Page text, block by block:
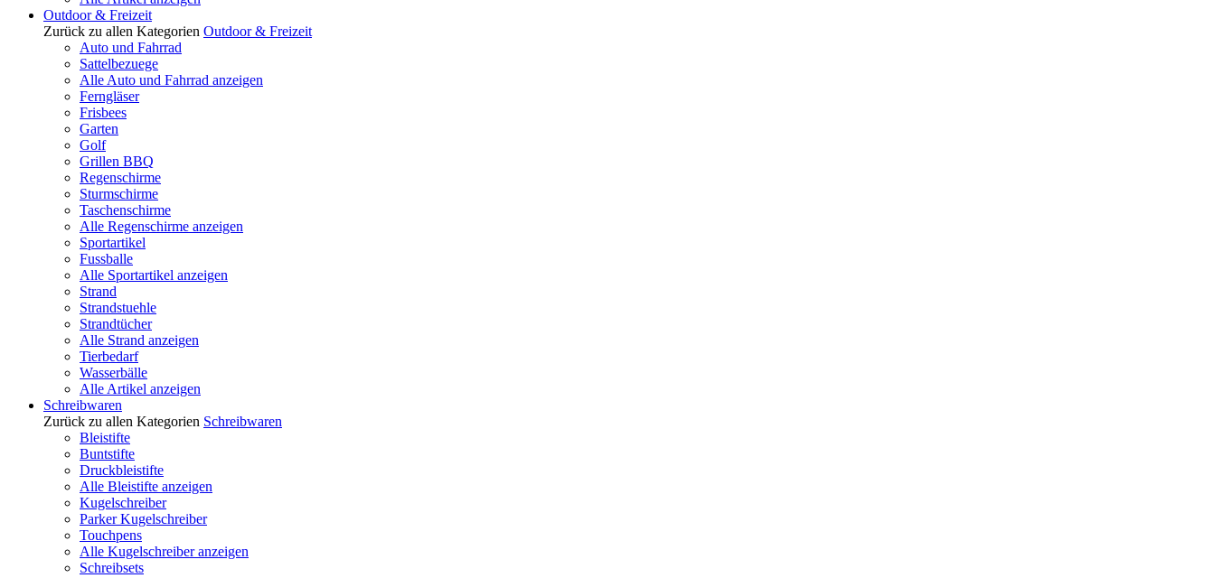
Outdoor & Freizeit
Zurück zu allen Kategorien Outdoor & Freizeit
Auto und Fahrrad
Sattelbezuege
Alle Auto und Fahrrad anzeigen
Ferngläser
Frisbees
Garten
Golf
Grillen BBQ
Regenschirme
Sturmschirme
Taschenschirme
Alle Regenschirme anzeigen
Sportartikel
Fussballe
Alle Sportartikel anzeigen
Strand
Strandstuehle
Strandtücher
Alle Strand anzeigen
Tierbedarf
Wasserbälle
Alle Artikel anzeigen
Schreibwaren
Zurück zu allen Kategorien Schreibwaren
Bleistifte
Buntstifte
Druckbleistifte
Alle Bleistifte anzeigen
Kugelschreiber
Parker Kugelschreiber
Touchpens
Alle Kugelschreiber anzeigen
Schreibsets